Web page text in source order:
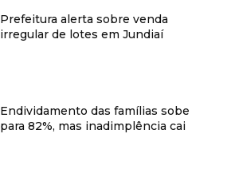
Prefeitura alerta sobre venda
irregular de lotes em Jundiaí
Endividamento das famílias sobe
para 82%, mas inadimplência cai